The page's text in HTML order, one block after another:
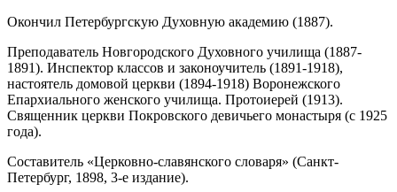
Окончил Петербургскую Духовную академию (1887).
Преподаватель Новгородского Духовного училища (1887-
1891). Инспектор классов и законоучитель (1891-1918),
настоятель домовой церкви (1894-1918) Воронежского
Епархиального женского училища. Протоиерей (1913).
Священник церкви Покровского девичьего монастыря (с 1925
года).
Составитель «Церковно-славянского словаря» (Санкт-
Петербург, 1898, 3-е издание).